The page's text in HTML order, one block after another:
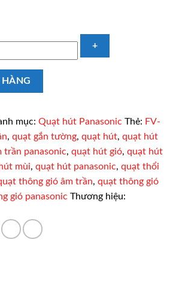
mục: Quạt hút Panasonic Thẻ: FV-
, quạt gắn tường, quạt hút, quạt hút
trần panasonic, quạt hút gió, quạt hút
mùi, quạt hút panasonic, quạt thổi
thông gió âm trần, quạt thông gió
gió panasonic Thương hiệu: